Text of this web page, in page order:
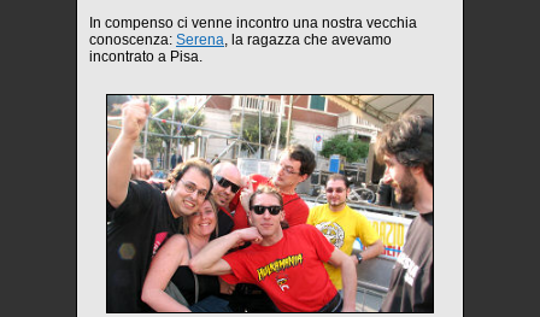
In compenso ci venne incontro una nostra vecchia
conoscenza: Serena, la ragazza che avevamo
incontrato a Pisa.